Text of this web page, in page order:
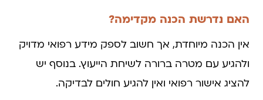
האם נדרשת הכנה מקדימה?
אין הכנה מיוחדת, אך חשוב לספק מידע רפואי מדויק
ולהגיע עם מטרה ברורה לשיחת הייעוץ. בנוסף יש
להציג אישור רפואי ואין להגיע חולים לבדיקה.